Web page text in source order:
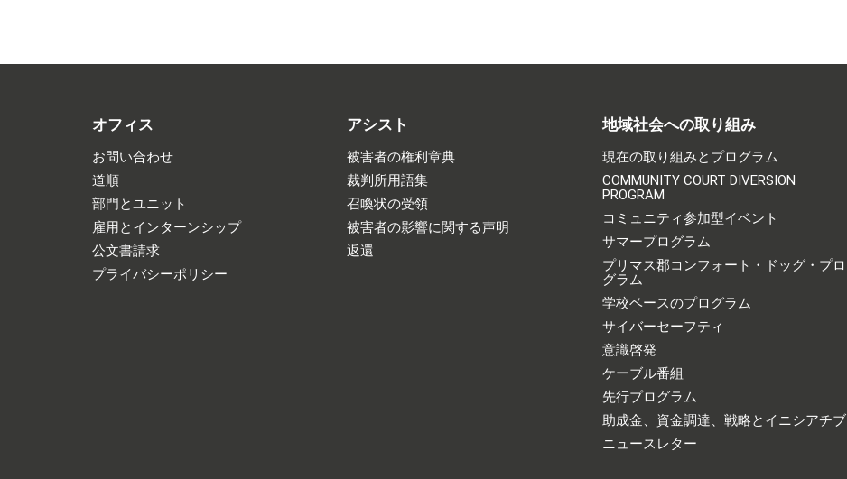
オフィス
お問い合わせ
道順
部門とユニット
雇用とインターンシップ
公文書請求
プライバシーポリシー
アシスト
被害者の権利章典
裁判所用語集
召喚状の受領
被害者の影響に関する声明
返還
地域社会への取り組み
現在の取り組みとプログラム
COMMUNITY COURT DIVERSION
PROGRAM
コミュニティ参加型イベント
サマープログラム
プリマス郡コンフォート・ドッグ・プロ
グラム
学校ベースのプログラム
サイバーセーフティ
意識啓発
ケーブル番組
先行プログラム
助成金、資金調達、戦略とイニシアチブ
ニュースレター